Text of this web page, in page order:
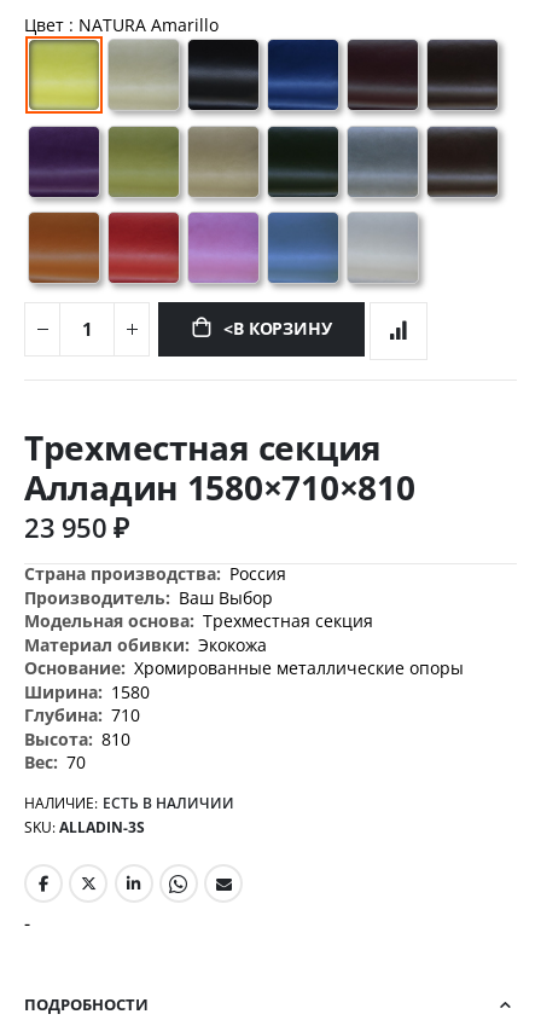
Цвет : NATURA Amarillo
<В КОРЗИНУ
к
началу
галереи
изображений
Трехместная секция
Алладин 1580×710×810
23 950 ₽
Дополнительная
информация
Россия
Ваш Выбор
Трехместная секция
Экокожа
Хромированные металлические опоры
1580
710
810
70
НАЛИЧИЕ: ЕСТЬ В НАЛИЧИИ
SKU ALLADIN-3S
-
ПОДРОБНОСТИ